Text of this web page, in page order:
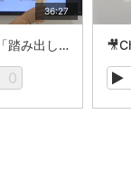
36:27
🎥Chapter1 / 「踏み出し脚」と「蹴り出し脚」の評価と力学的解釈（K-1の復習）
0